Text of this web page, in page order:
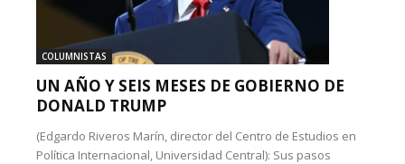
COLUMNISTAS
UN AÑO Y SEIS MESES DE GOBIERNO DE
DONALD TRUMP
(Edgardo Riveros Marín, director del Centro de Estudios en
Política Internacional, Universidad Central): Sus pasos